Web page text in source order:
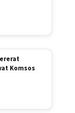
Komsos